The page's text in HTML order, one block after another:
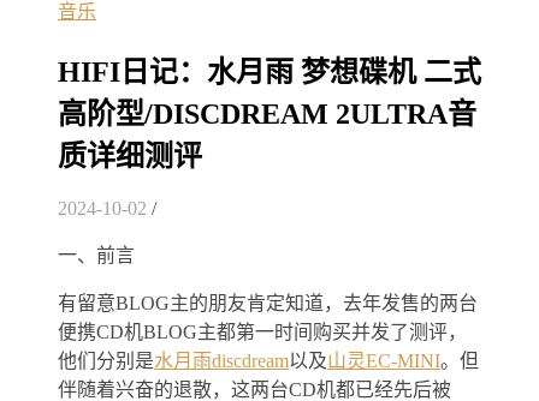
音乐
HIFI日记：水月雨 梦想碟机 二式
高阶型/DISCDREAM 2ULTRA音
质详细测评
2024-10-02 /
一、前言
有留意BLOG主的朋友肯定知道，去年发售的两台
便携CD机BLOG主都第一时间购买并发了测评，
他们分别是水月雨discdream以及山灵EC-MINI。但
伴随着兴奋的退散，这两台CD机都已经先后被